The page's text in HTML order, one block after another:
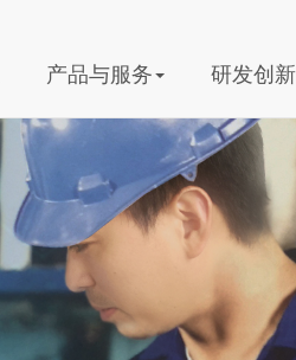
产品与服务 研发创新